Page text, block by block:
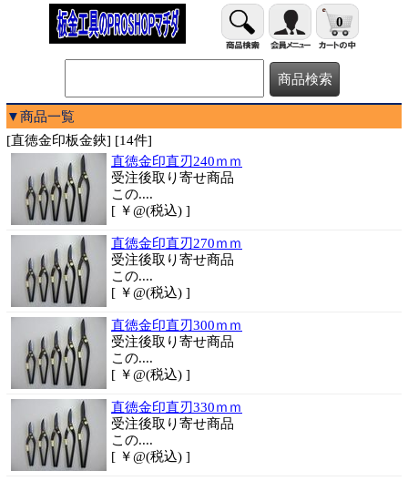
0
▼商品一覧
[直徳金印板金鋏] [14件]
直徳金印直刃240ｍｍ
受注後取り寄せ商品
この....
[ ￥@(税込) ]
直徳金印直刃270ｍｍ
受注後取り寄せ商品
この....
[ ￥@(税込) ]
直徳金印直刃300ｍｍ
受注後取り寄せ商品
この....
[ ￥@(税込) ]
直徳金印直刃330ｍｍ
受注後取り寄せ商品
この....
[ ￥@(税込) ]